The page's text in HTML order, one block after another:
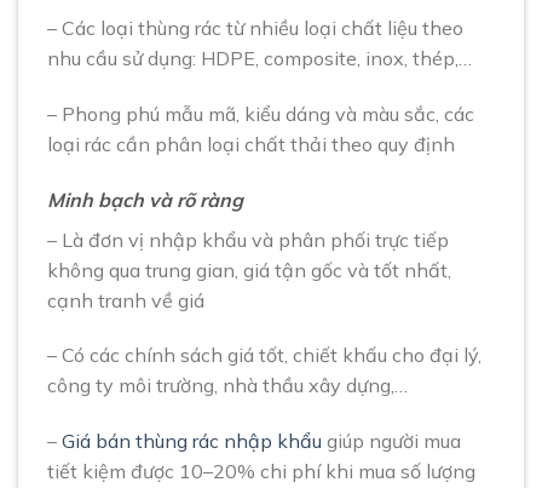
– Các loại thùng rác từ nhiều loại chất liệu theo
nhu cầu sử dụng: HDPE, composite, inox, thép,…
– Phong phú mẫu mã, kiểu dáng và màu sắc, các
loại rác cần phân loại chất thải theo quy định
Minh bạch và rõ ràng
– Là đơn vị nhập khẩu và phân phối trực tiếp
không qua trung gian, giá tận gốc và tốt nhất,
cạnh tranh về giá
– Có các chính sách giá tốt, chiết khấu cho đại lý,
công ty môi trường, nhà thầu xây dựng,…
– Giá bán thùng rác nhập khẩu giúp người mua
tiết kiệm được 10–20% chi phí khi mua số lượng